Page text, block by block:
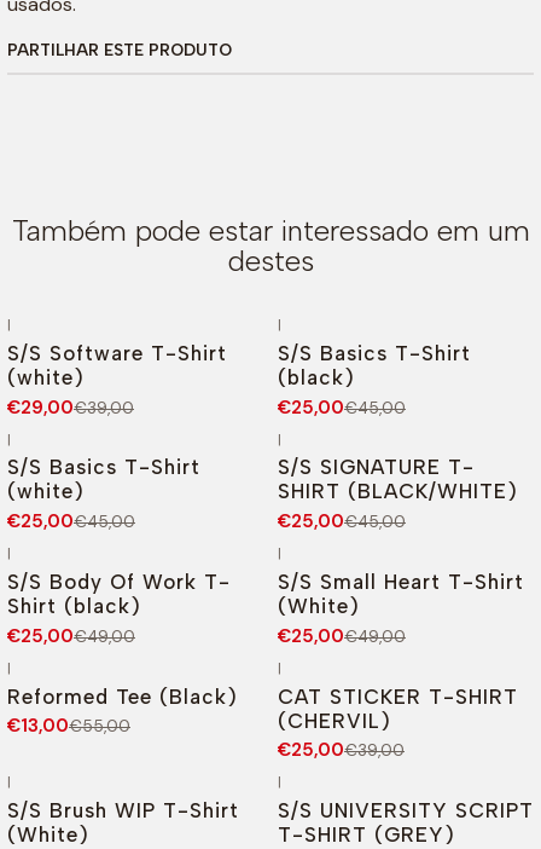
PARTILHAR ESTE PRODUTO
Também pode estar interessado em um
destes
|
S/S Software T-Shirt
(white)
€29,00€39,00
|
S/S Basics T-Shirt
(black)
€25,00€45,00
|
S/S Basics T-Shirt
(white)
€25,00€45,00
|
S/S SIGNATURE T-
SHIRT (BLACK/WHITE)
€25,00€45,00
|
S/S Body Of Work T-
Shirt (black)
€25,00€49,00
Novo
|
S/S Small Heart T-Shirt
(White)
€25,00€49,00
|
Reformed Tee (Black)
€13,00€55,00
|
CAT STICKER T-SHIRT
(CHERVIL)
€25,00€39,00
Esgotado
|
S/S Brush WIP T-Shirt
(White)
|
S/S UNIVERSITY SCRIPT
T-SHIRT (GREY)